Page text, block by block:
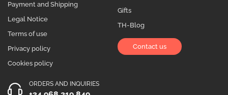
Payment and Shipping
Legal Notice
Terms of use
Privacy policy
Cookies policy
Gifts
TH-Blog
Contact us
ORDERS AND INQUIRIES